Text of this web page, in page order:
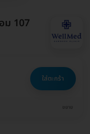
ม 107
ใส่ตะกร้า
ขยาย